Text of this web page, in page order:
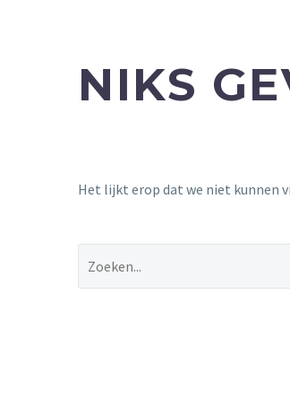
NIKS
Het lijkt erop dat we niet kunnen